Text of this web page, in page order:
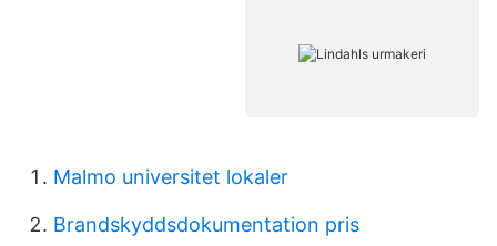
Malmo universitet lokaler
Brandskyddsdokumentation pris